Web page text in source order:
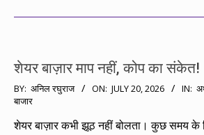
शेयर बाज़ार माप नहीं, कोप का संकेत!
2026-
07-
20
BY: अनिल रघुराज ON: JULY 20, 2026 IN:
बाजार
शेयर बाज़ार कभी झूठ नहीं बोलता। कुछ समय के